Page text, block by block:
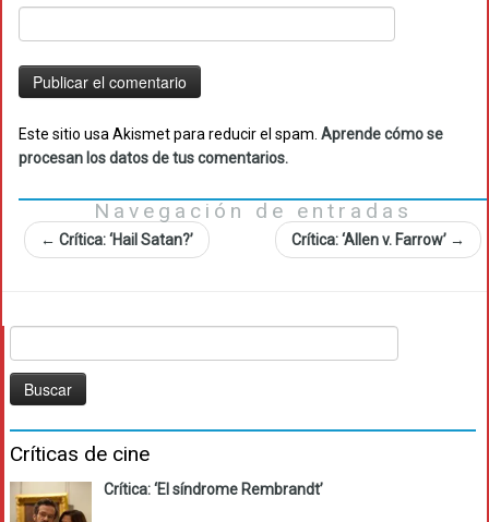
Este sitio usa Akismet para reducir el spam. Aprende cómo se
procesan los datos de tus comentarios.
Navegación de entradas
← Crítica: ‘Hail Satan?’ Crítica: ‘Allen v. Farrow’ →
Críticas de cine
Crítica: ‘El síndrome Rembrandt’